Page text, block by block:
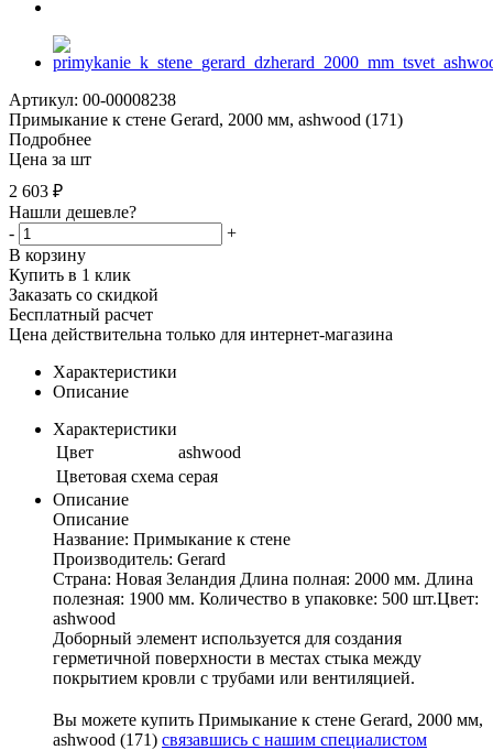
Артикул: 00-00008238
Примыкание к стене Gerard, 2000 мм, ashwood (171)
Подробнее
Цена за шт
2 603 ₽
Нашли дешевле?
-
+
В корзину
Купить в 1 клик
Заказать со скидкой
Бесплатный расчет
Цена действительна только для интернет-магазина
Характеристики
Описание
Характеристики
Цвет
ashwood
Цветовая схема серая
Описание
Описание
Название: Примыкание к стене
Производитель: Gerard
Страна: Новая Зеландия Длина полная: 2000 мм. Длина
полезная: 1900 мм. Количество в упаковке: 500 шт.Цвет:
ashwood
Доборный элемент используется для создания
герметичной поверхности в местах стыка между
покрытием кровли с трубами или вентиляцией.
Вы можете купить Примыкание к стене Gerard, 2000 мм,
ashwood (171) связавшись с нашим специалистом